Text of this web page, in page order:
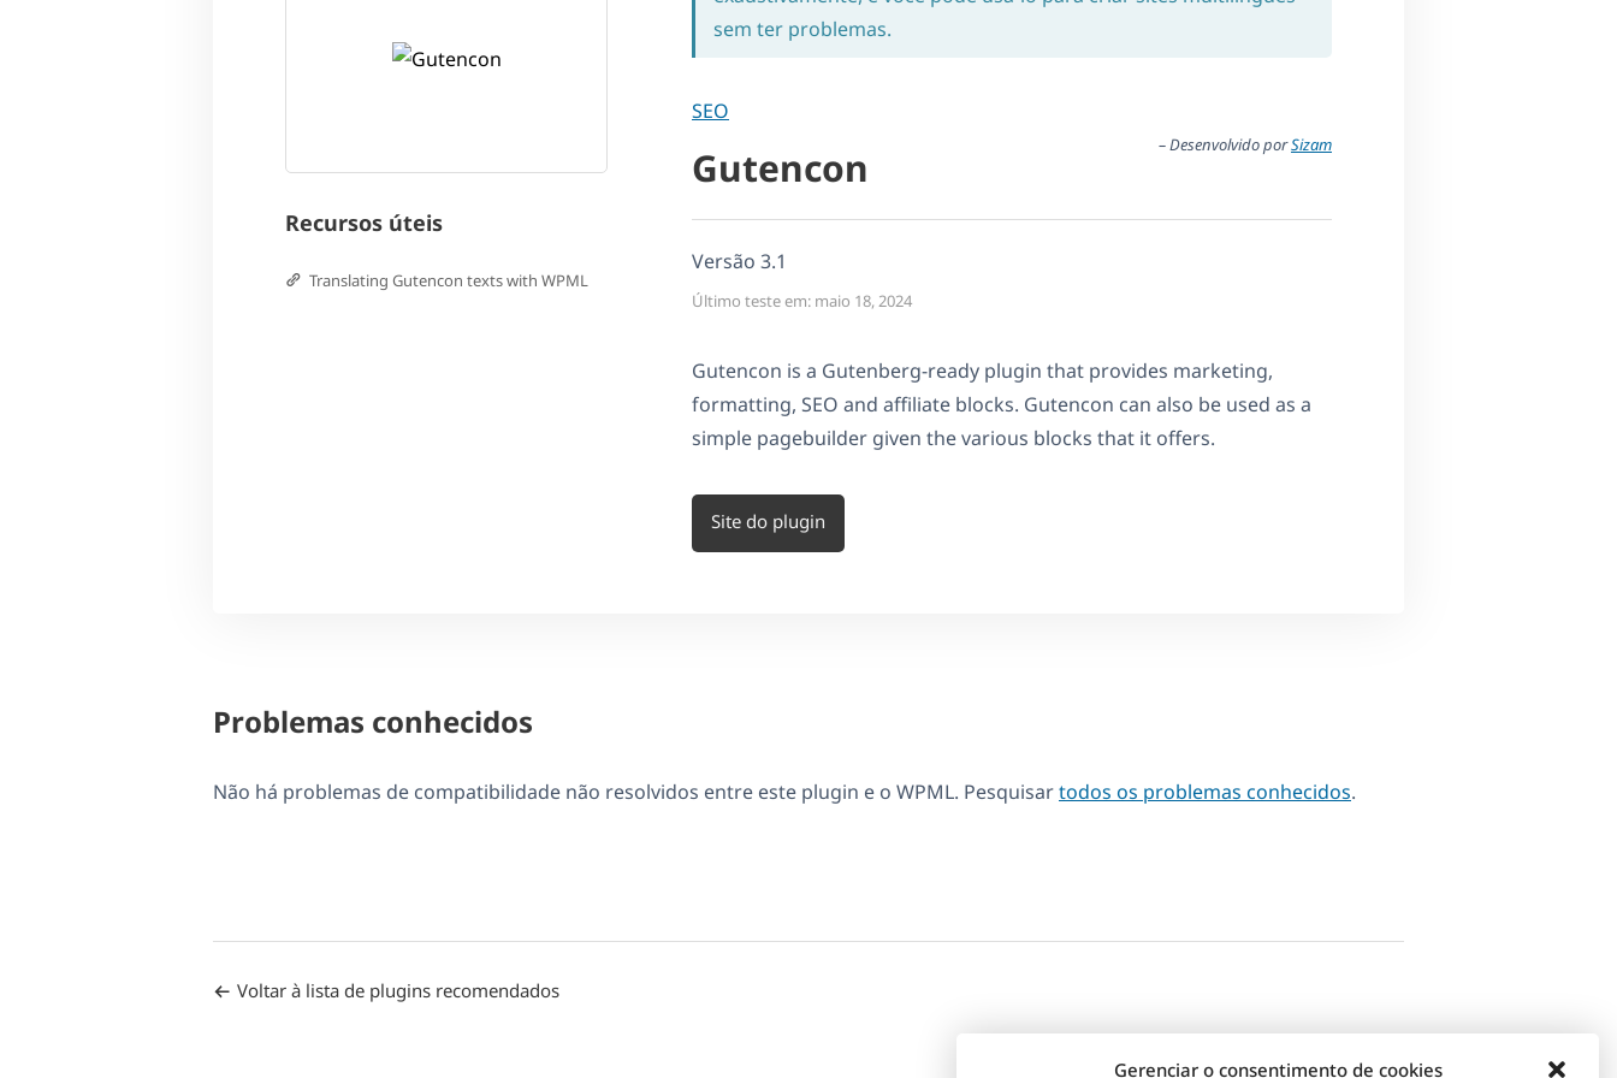
Gerenciar o consentimento de cookies
Recursos úteis
Translating Gutencon texts with WPML
sem ter problemas.
SEO
Gutencon – Desenvolvido porSizam
Versão 3.1
Último teste em: maio 18, 2024
Gutencon is a Gutenberg-ready plugin that provides marketing,
formatting, SEO and affiliate blocks. Gutencon can also be used as a
simple pagebuilder given the various blocks that it offers.
Site do plugin
Problemas conhecidos
Não há problemas de compatibilidade não resolvidos entre este plugin e o WPML. Pesquisartodos os problemas conhecidos.
Voltar à lista de plugins recomendados